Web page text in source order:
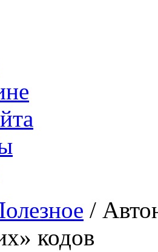
/
кодов